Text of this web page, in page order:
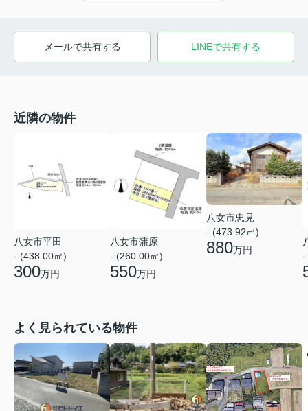
メールで共有する LINEで共有する
近隣の物件
八女市平田
- (438.00㎡)
300万円
八女市蒲原
- (260.00㎡)
550万円
八女市忠見
- (473.92㎡)
880万円
-
よく見られている物件